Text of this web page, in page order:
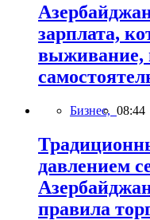
зарплата,
выживание,
Бизнес, 08:44
давлением
правила